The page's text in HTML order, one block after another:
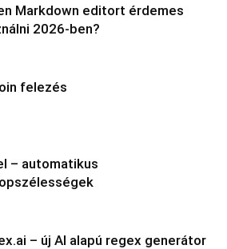
Markdown editort érdemes
2026-ben?
felezés
– automatikus
– új AI alapú regex generátor